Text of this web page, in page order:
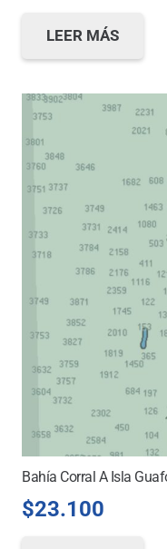
LEER MÁS
Bahía Corral A Isla
$23.100